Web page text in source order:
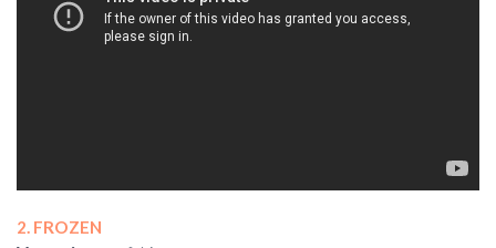
2. FROZEN